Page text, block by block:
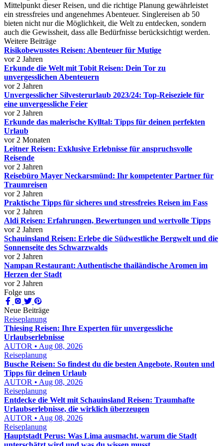
Mittelpunkt dieser Reisen, und die richtige Planung gewährleistet
ein stressfreies und angenehmes Abenteuer. Singlereisen ab 50
bieten nicht nur die Möglichkeit, die Welt zu entdecken, sondern
auch die Gewissheit, dass alle Bedürfnisse berücksichtigt werden.
Weitere Beiträge
Risikobewusstes Reisen: Abenteuer für Mutige
vor 2 Jahren
Erkunde die Welt mit Tobit Reisen: Dein Tor zu
unvergesslichen Abenteuern
vor 2 Jahren
Unvergesslicher Silvesterurlaub 2023/24: Top-Reiseziele für
eine unvergessliche Feier
vor 2 Jahren
Erkunde das malerische Kylltal: Tipps für deinen perfekten
Urlaub
vor 2 Monaten
Leitner Reisen: Exklusive Erlebnisse für anspruchsvolle
Reisende
vor 2 Jahren
Reisebüro Mayer Neckarsmünd: Ihr kompetenter Partner für
Traumreisen
vor 2 Jahren
Praktische Tipps für sicheres und stressfreies Reisen im Fass
vor 2 Jahren
Aldi Reisen: Erfahrungen, Bewertungen und wertvolle Tipps
vor 2 Jahren
Schauinsland Reisen: Erlebe die Südwestliche Bergwelt und die
Sonnenseite des Schwarzwalds
vor 2 Jahren
Nampan Restaurant: Authentische thailändische Aromen im
Herzen der Stadt
vor 2 Jahren
Folge uns
Neue Beiträge
Reiseplanung
Thiesing Reisen: Ihre Experten für unvergessliche
Urlaubserlebnisse
AUTOR • Aug 08, 2026
Reiseplanung
Busche Reisen: So findest du die besten Angebote, Routen und
Tipps für deinen Urlaub
AUTOR • Aug 08, 2026
Reiseplanung
Entdecke die Welt mit Schauinsland Reisen: Traumhafte
Urlaubserlebnisse, die wirklich überzeugen
AUTOR • Aug 08, 2026
Reiseplanung
Hauptstadt Perus: Was Lima ausmacht, warum die Stadt